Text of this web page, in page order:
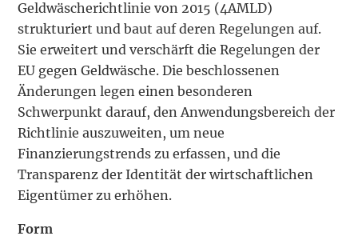
Geldwäscherichtlinie von 2015 (4AMLD)
strukturiert und baut auf deren Regelungen auf.
Sie erweitert und verschärft die Regelungen der
EU gegen Geldwäsche. Die beschlossenen
Änderungen legen einen besonderen
Schwerpunkt darauf, den Anwendungsbereich der
Richtlinie auszuweiten, um neue
Finanzierungstrends zu erfassen, und die
Transparenz der Identität der wirtschaftlichen
Eigentümer zu erhöhen.
Form